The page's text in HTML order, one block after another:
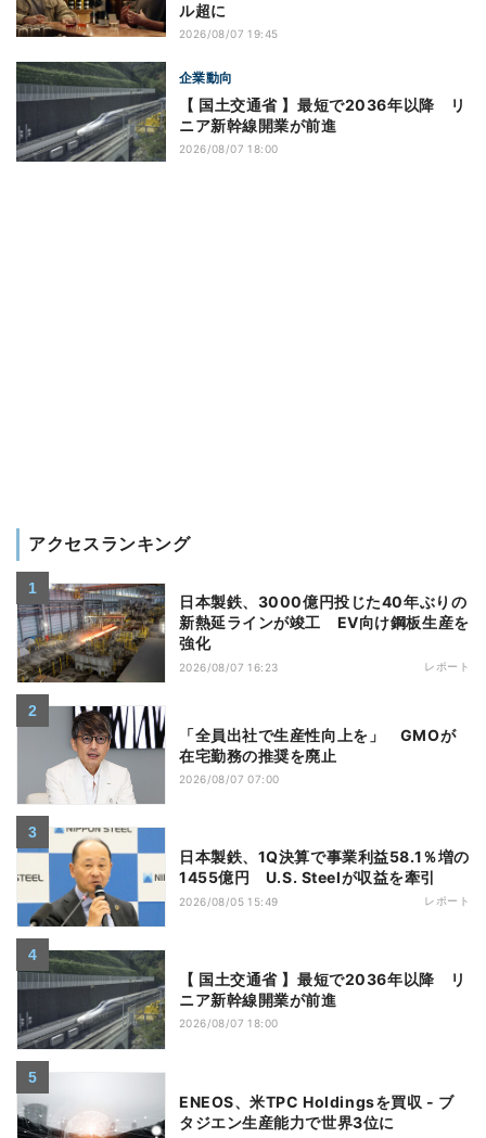
ル超に
2026/08/07 19:45
企業動向
【 国土交通省 】最短で2036年以降 リ
ニア新幹線開業が前進
2026/08/07 18:00
アクセスランキング
日本製鉄、3000億円投じた40年ぶりの
新熱延ラインが竣工 EV向け鋼板生産を
強化
2026/08/07 16:23 レポート
「全員出社で生産性向上を」 GMOが
在宅勤務の推奨を廃止
2026/08/07 07:00
日本製鉄、1Q決算で事業利益58.1％増の
1455億円 U.S. Steelが収益を牽引
2026/08/05 15:49 レポート
【 国土交通省 】最短で2036年以降 リ
ニア新幹線開業が前進
2026/08/07 18:00
ENEOS、米TPC Holdingsを買収 - ブ
タジエン生産能力で世界3位に